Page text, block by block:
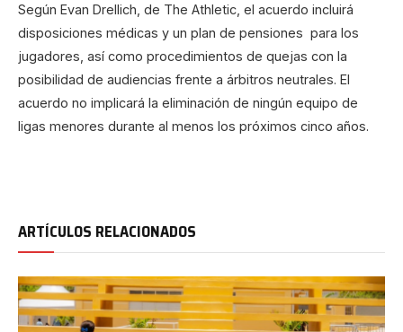
Según Evan Drellich, de The Athletic, el acuerdo incluirá
disposiciones médicas y un plan de pensiones para los
jugadores, así como procedimientos de quejas con la
posibilidad de audiencias frente a árbitros neutrales. El
acuerdo no implicará la eliminación de ningún equipo de
ligas menores durante al menos los próximos cinco años.
ARTÍCULOS RELACIONADOS